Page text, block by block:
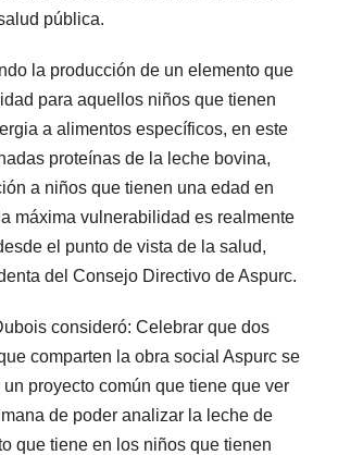
pública.
la producción de un elemento que
para aquellos niños que tienen
a alimentos específicos, en este
proteínas de la leche bovina,
a niños que tienen una edad en
máxima vulnerabilidad es realmente
el punto de vista de la salud,
del Consejo Directivo de Aspurc.
consideró: Celebrar que dos
comparten la obra social Aspurc se
proyecto común que tiene que ver
de poder analizar la leche de
que tiene en los niños que tienen